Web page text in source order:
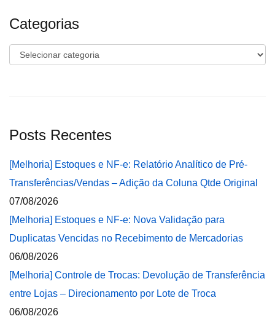
Categorias
Categorias
Posts Recentes
[Melhoria] Estoques e NF-e: Relatório Analítico de Pré-
Transferências/Vendas – Adição da Coluna Qtde Original
07/08/2026
[Melhoria] Estoques e NF-e: Nova Validação para
Duplicatas Vencidas no Recebimento de Mercadorias
06/08/2026
[Melhoria] Controle de Trocas: Devolução de Transferência
entre Lojas – Direcionamento por Lote de Troca
06/08/2026